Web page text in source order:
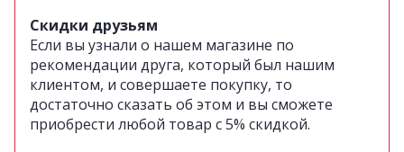
Скидки друзьям
Если вы узнали о нашем магазине по
рекомендации друга, который был нашим
клиентом, и совершаете покупку, то
достаточно сказать об этом и вы сможете
приобрести любой товар с 5% скидкой.